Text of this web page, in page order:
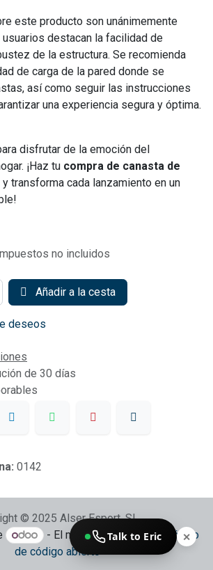
este producto son unánimemente
destacan la facilidad de
de la estructura. Se recomienda
de carga de la pared donde se
así como seguir las instrucciones
una experiencia segura y óptima.
disfrutar de la emoción del
¡Haz tu compra de canasta de
y transforma cada lanzamiento en un
no incluidos
Añadir a la cesta
deseos
de 30 días
0142
© 2025 Alser Esport, SL
- El mejorComercio electrónico
de código abierto
Talk to Eric ✕